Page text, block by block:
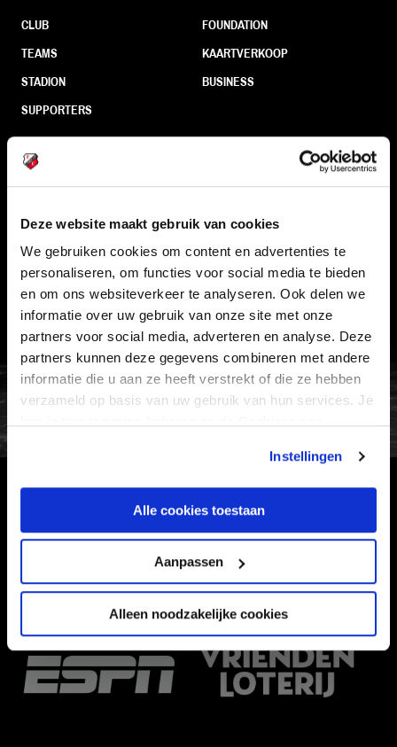
Deze website maakt gebruik van cookies
We gebruiken cookies om content en advertenties te
personaliseren, om functies voor social media te bieden
en om ons websiteverkeer te analyseren. Ook delen we
informatie over uw gebruik van onze site met onze
partners voor social media, adverteren en analyse. Deze
partners kunnen deze gegevens combineren met andere
informatie die u aan ze heeft verstrekt of die ze hebben
verzameld op basis van uw gebruik van hun services. Je
Instellingen
Alle cookies toestaan
Aanpassen
Alleen noodzakelijke cookies
CLUB
TEAMS
STADION
SUPPORTERS
FOUNDATION
KAARTVERKOOP
BUSINESS
Informatie
VEELGESTELDE VRAGEN
CONTACT
WERKEN BIJ
VERTROUWENSPERSOON
FC Utrecht<br>vanuit<br>het
HOOFDSPONSOR
EREDIVISIEPARTNERS